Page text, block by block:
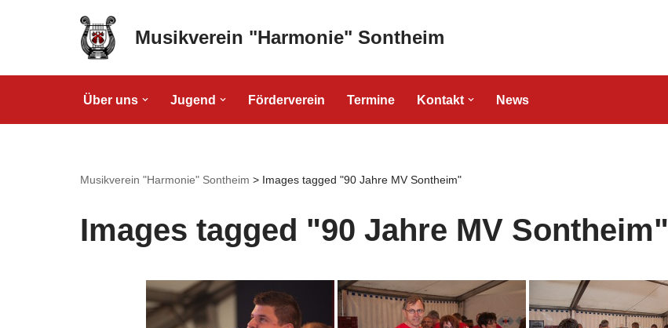
Musikverein "Harmonie" Sontheim
Über uns Jugend Förderverein Termine Kontakt News
Musikverein "Harmonie" Sontheim > Images tagged "90 Jahre MV Sontheim"
Images tagged "90 Jahre MV Sontheim"